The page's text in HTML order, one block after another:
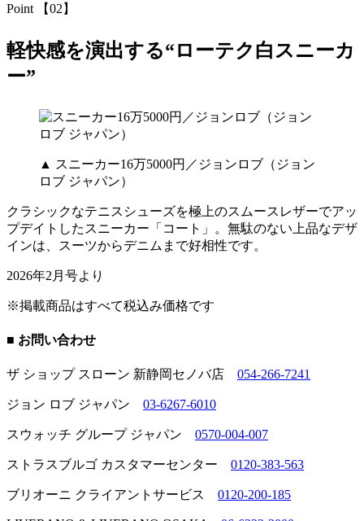
Point 【02】
軽快感を演出する“ローテク白スニーカ
ー”
▲ スニーカー16万5000円／ジョンロブ（ジョン
ロブ ジャパン）
クラシックなテニスシューズを極上のスムースレザーでアッ
プデイトしたスニーカー「コート」。無駄のない上品なデザ
インは、スーツからデニムまで好相性です。
2026年2月号より
※掲載商品はすべて税込み価格です
■ お問い合わせ
ザ ショップ スローン 新静岡セノバ店 054-266-7241
ジョン ロブ ジャパン 03-6267-6010
スウォッチ グループ ジャパン 0570-004-007
ストラスブルゴ カスタマーセンター 0120-383-563
ブリオーニ クライアントサービス 0120-200-185